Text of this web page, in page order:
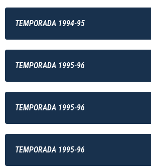
TEMPORADA 1994-95
TEMPORADA 1995-96
TEMPORADA 1995-96
TEMPORADA 1995-96